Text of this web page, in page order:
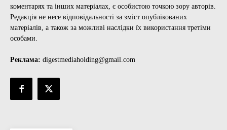
коментарях та інших матеріалах, є особистою точкою зору авторів.
Редакція не несе відповідальності за зміст опублікованих
матеріалів, а також за можливі наслідки їх використання третіми
особами.
Реклама: digestmediaholding@gmail.com